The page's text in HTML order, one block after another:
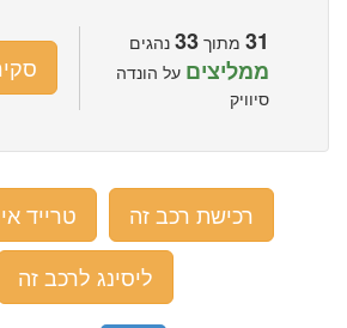
31 מתוך 33 נהגים
ממליצים על הונדה
סיוויק
רכישת רכב זה
טרייד
ליסינג לרכב זה